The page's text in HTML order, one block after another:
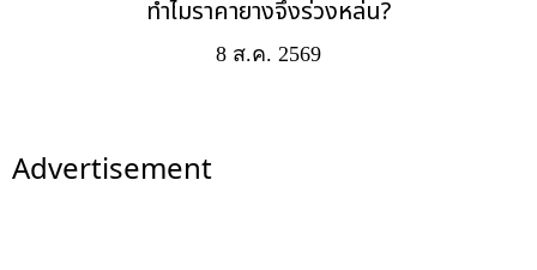
ทำไมราคายางจึงร่วงหล่น?
8 ส.ค. 2569
Advertisement